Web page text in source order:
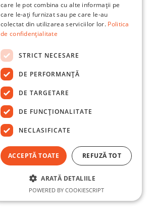
care le pot combina cu alte informații pe
care le-ați furnizat sau pe care le-au
colectat din utilizarea serviciilor lor. Politica
de confidențialitate
STRICT NECESARE
DE PERFORMANȚĂ
DE TARGETARE
DE FUNCŢIONALITATE
NECLASIFICATE
ACCEPTĂ TOATE REFUZĂ TOT
ARATĂ DETALIILE
POWERED BY COOKIESCRIPT